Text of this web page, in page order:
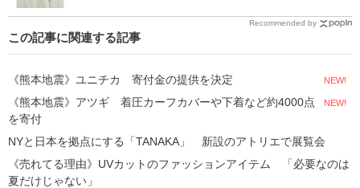
Recommended by
この記事に関連する記事
《熊本地震》ユニチカ 寄付金の提供を決定 NEW!
《熊本地震》アツギ 着圧カーフカバーや下着など約4000点
を寄付
NEW!
NYと日本を拠点にする「TANAKA」 新設のアトリエで展覧会
《売れてる理由》UVカットのファッションアイテム 「必要なのは
夏だけじゃない」